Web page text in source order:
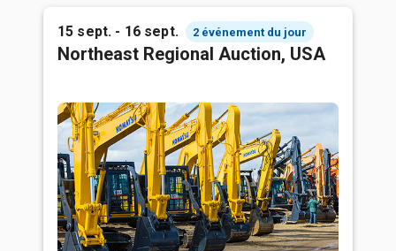
15 sept. - 16 sept. 2 événement du jour
Northeast Regional Auction, USA